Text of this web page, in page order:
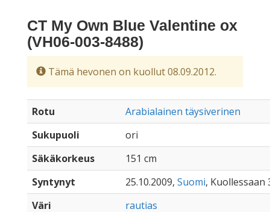
CT My Own Blue Valentine ox
(VH06-003-8488)
Tämä hevonen on kuollut 08.09.2012.
Rotu
Arabialainen täysiverinen
Sukupuoli
ori
Säkäkorkeus
151 cm
Syntynyt
25.10.2009, Suomi, Kuollessaan
Väri
rautias